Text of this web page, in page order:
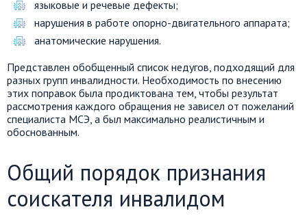
языковые и речевые дефекты;
нарушения в работе опорно-двигательного аппарата;
анатомические нарушения.
Представлен обобщенный список недугов, подходящий для
разных групп инвалидности. Необходимость по внесению
этих поправок была продиктована тем, чтобы результат
рассмотрения каждого обращения не зависел от пожеланий
специалиста МСЭ, а был максимально реалистичным и
обоснованным.
Общий порядок признания
соискателя инвалидом